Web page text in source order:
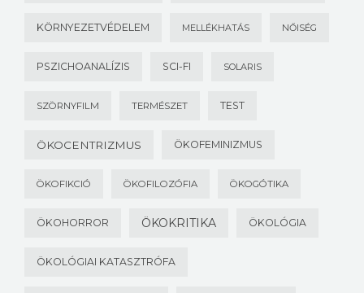
KÖRNYEZETVÉDELEM MELLÉKHATÁS NŐISÉG
PSZICHOANALÍZIS SCI-FI SOLARIS
SZÖRNYFILM TERMÉSZET TEST
ÖKOCENTRIZMUS ÖKOFEMINIZMUS
ÖKOFIKCIÓ ÖKOFILOZÓFIA ÖKOGÓTIKA
ÖKOHORROR ÖKOKRITIKA ÖKOLÓGIA
ÖKOLÓGIAI KATASZTRÓFA